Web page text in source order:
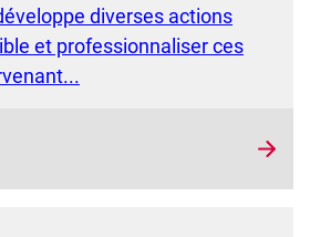
diverses actions
et professionnaliser ces